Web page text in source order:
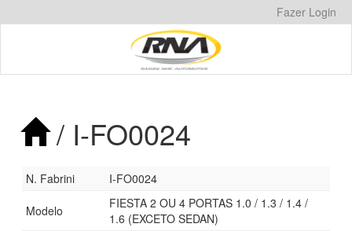
para
Fazer Login
/ I-FO0024
N. Fabrini I-FO0024
Modelo
FIESTA 2 OU 4 PORTAS 1.0 / 1.3 / 1.4 /
1.6 (EXCETO SEDAN)